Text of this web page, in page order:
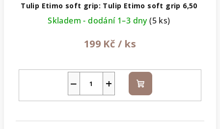
Tulip Etimo soft grip: Tulip Etimo soft grip 6,50
Skladem - dodání 1–3 dny(5 ks)
199 Kč / ks
+
− Do
košíku